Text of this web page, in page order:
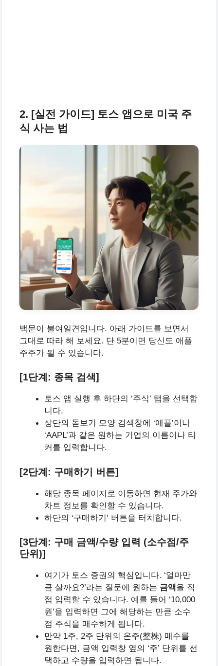
2. [실전 가이드] 토스 앱으로 미국 주
식 사는 법
백문이 불여일견입니다. 아래 가이드를 보면서
그대로 따라 해 보세요. 단 5분이면 당신도 애플
주주가 될 수 있습니다.
[1단계: 종목 검색]
토스 앱 실행 후 하단의 ‘주식’ 탭을 선택합
니다.
상단의 돋보기 모양 검색창에 ‘애플’이나
‘AAPL’과 같은 원하는 기업의 이름이나 티
커를 입력합니다.
[2단계: 구매하기 버튼]
해당 종목 페이지로 이동하면 현재 주가와
차트 정보를 확인할 수 있습니다.
하단의 ‘구매하기’ 버튼을 터치합니다.
[3단계: 구매 금액/수량 입력 (소수점/주
단위)]
여기가 토스 증권의 핵심입니다. ‘얼마만
큼 살까요?’라는 질문에 원하는 금액을 직
접 입력할 수 있습니다. 예를 들어 ‘10,000
원’을 입력하면 그에 해당하는 만큼 소수
점 주식을 매수하게 됩니다.
만약 1주, 2주 단위의 온주(整株) 매수를
원한다면, 금액 입력창 옆의 ‘주’ 단위를 선
택하고 수량을 입력하면 됩니다.